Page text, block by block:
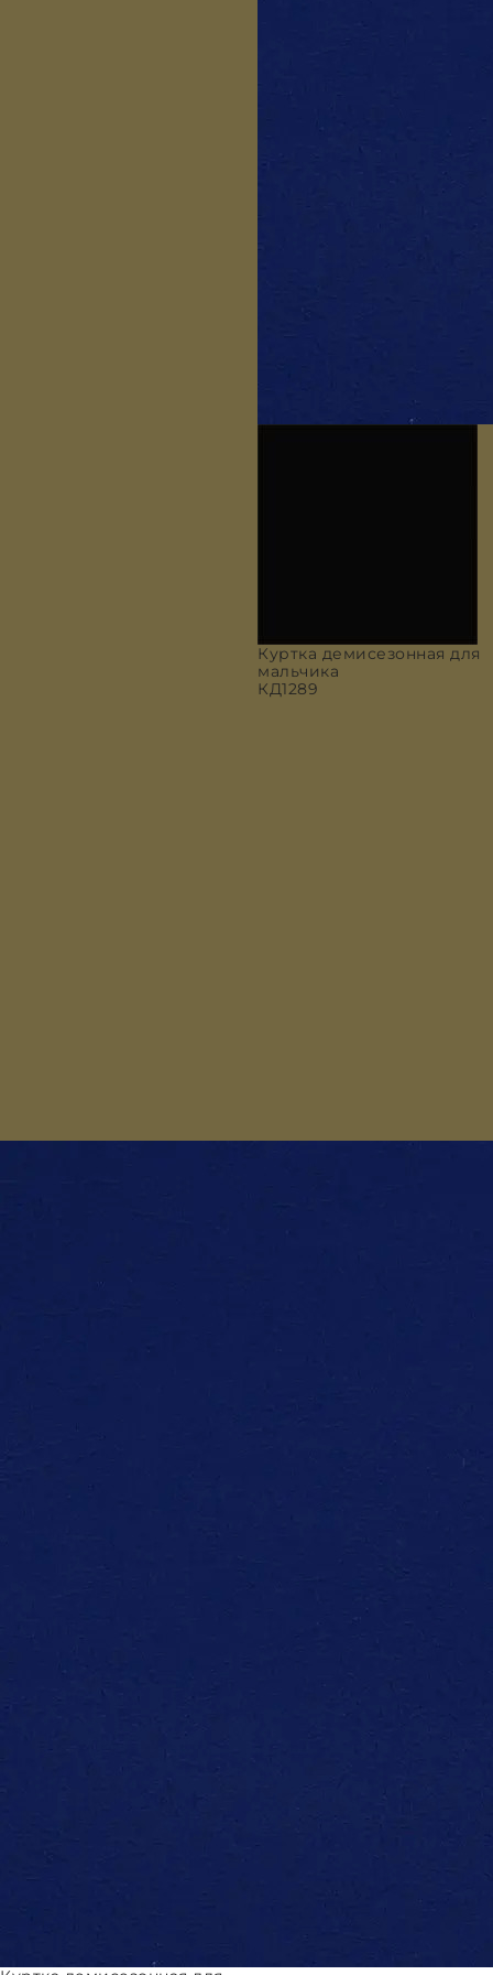
Куртка демисезонная для
мальчика
КД1289